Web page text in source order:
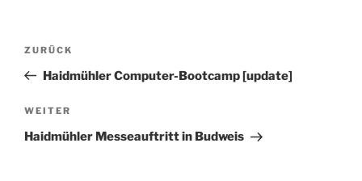
Beitragsnavigation
Vorheriger
Beitrag
ZURÜCK
Haidmühler Computer-Bootcamp [update]
Nächster
Beitrag
WEITER
Haidmühler Messeauftritt in Budweis